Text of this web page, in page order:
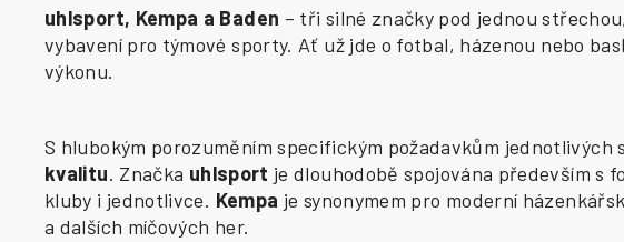
uhlsport, Kempa a Baden – tři silné značky pod jednou
vybavení pro týmové sporty. Ať už jde o fotbal, házenou nebo
výkonu.
S hlubokým porozuměním specifickým požadavkům
kvalitu. Značka uhlsport je dlouhodobě spojována především s
kluby i jednotlivce. Kempa je synonymem pro moderní
a dalších míčových her.